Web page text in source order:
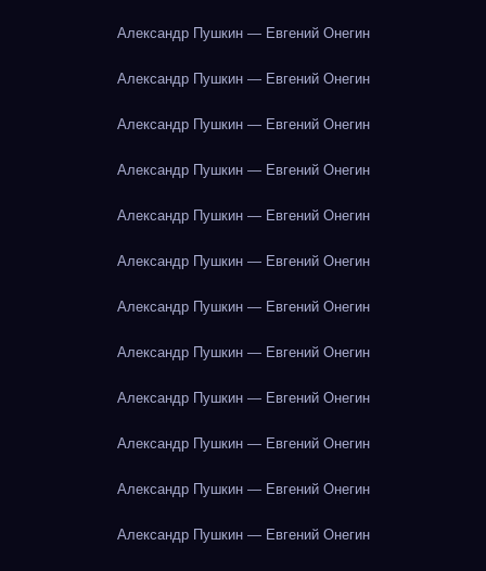
Александр Пушкин — Евгений Онегин
Александр Пушкин — Евгений Онегин
Александр Пушкин — Евгений Онегин
Александр Пушкин — Евгений Онегин
Александр Пушкин — Евгений Онегин
Александр Пушкин — Евгений Онегин
Александр Пушкин — Евгений Онегин
Александр Пушкин — Евгений Онегин
Александр Пушкин — Евгений Онегин
Александр Пушкин — Евгений Онегин
Александр Пушкин — Евгений Онегин
Александр Пушкин — Евгений Онегин